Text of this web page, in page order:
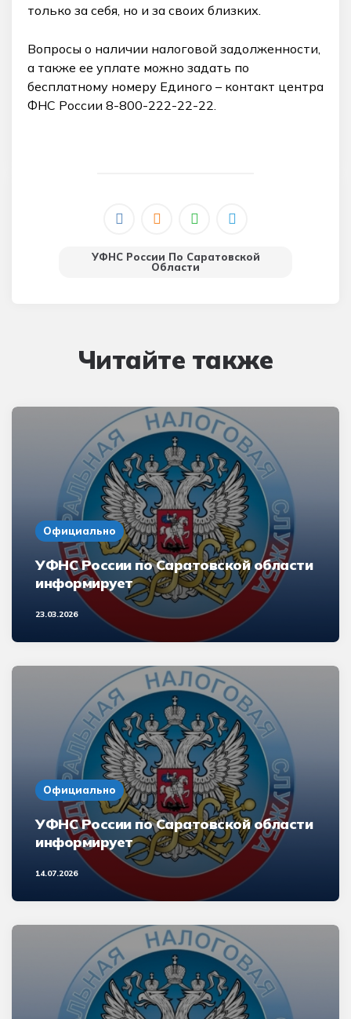
только за себя, но и за своих близких.
Вопросы о наличии налоговой задолженности,
а также ее уплате можно задать по
бесплатному номеру Единого – контакт центра
ФНС России 8-800-222-22-22.
УФНС России По Саратовской
Области
Читайте также
Официально
УФНС России по Саратовской области
информирует
23.03.2026
Официально
УФНС России по Саратовской области
информирует
14.07.2026